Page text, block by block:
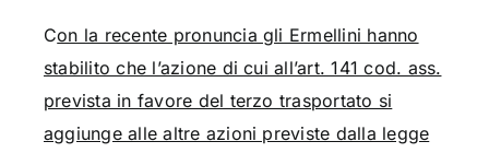
Con la recente pronuncia gli Ermellini hanno
stabilito che l’azione di cui all’art. 141 cod. ass.
prevista in favore del terzo trasportato si
aggiunge alle altre azioni previste dalla legge